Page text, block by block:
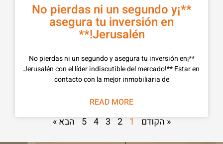
**¡No pierdas ni un segundo y
asegura tu inversión en
Jerusalén!**
**¡No pierdas ni un segundo y asegura tu inversión en
Jerusalén con el líder indiscutible del mercado!** Estar en
contacto con la mejor inmobiliaria de
READ MORE
« הקודם 1
2
3
4
5 הבא »